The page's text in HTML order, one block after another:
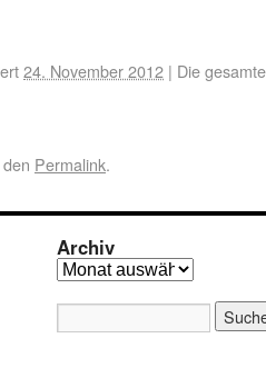
24. November 2012 | Die
Permalink.
Archiv